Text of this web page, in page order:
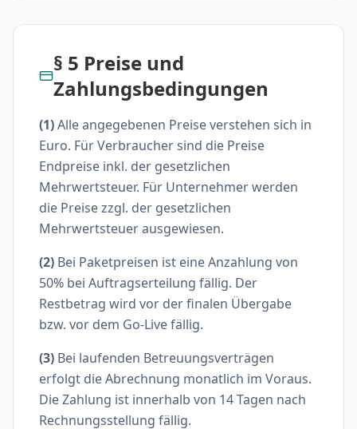
§ 5 Preise und
Zahlungsbedingungen
(1)Alle angegebenen Preise verstehen sich in
Euro. Für Verbraucher sind die Preise
Endpreise inkl. der gesetzlichen
Mehrwertsteuer. Für Unternehmer werden
die Preise zzgl. der gesetzlichen
Mehrwertsteuer ausgewiesen.
(2) Bei Paketpreisen ist eine Anzahlung von
50% bei Auftragserteilung fällig. Der
Restbetrag wird vor der finalen Übergabe
bzw. vor dem Go-Live fällig.
(3) Bei laufenden Betreuungsverträgen
erfolgt die Abrechnung monatlich im Voraus.
Die Zahlung ist innerhalb von 14 Tagen nach
Rechnungsstellung fällig.